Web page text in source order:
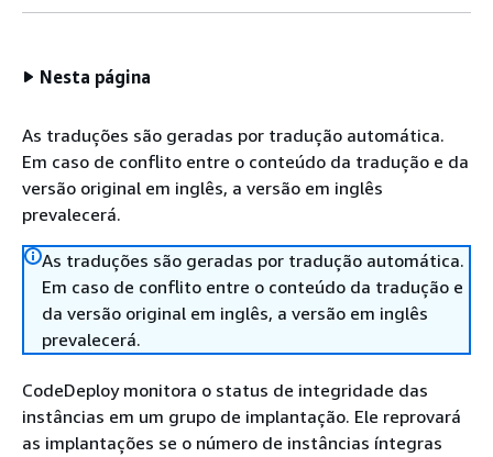
Nesta página
As traduções são geradas por tradução automática.
Em caso de conflito entre o conteúdo da tradução e da
versão original em inglês, a versão em inglês
prevalecerá.
As traduções são geradas por tradução automática.
Em caso de conflito entre o conteúdo da tradução e
da versão original em inglês, a versão em inglês
prevalecerá.
CodeDeploy monitora o status de integridade das
instâncias em um grupo de implantação. Ele reprovará
as implantações se o número de instâncias íntegras